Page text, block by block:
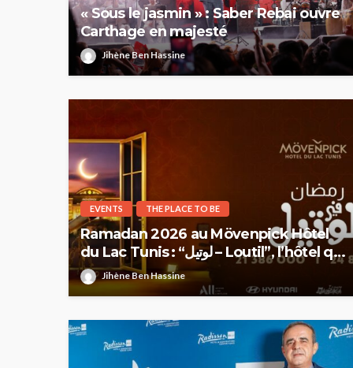
« Sous le jasmin » : Saber Rebai ouvre
Carthage en majesté
Jihène Ben Hassine
EVENTS THE PLACE TO BE
Ramadan 2026 au Mövenpick Hôtel
du Lac Tunis : “لوتيل – Loutil”, l’hôtel qui
nous rassemble
Jihène Ben Hassine
Chanel Croisière
parenthèse